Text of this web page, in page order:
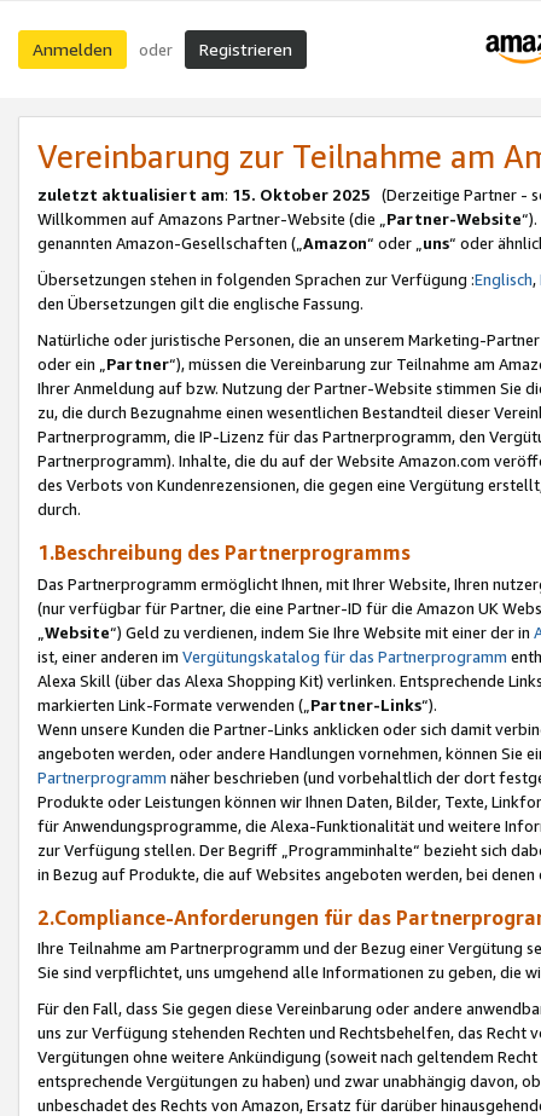
Anmelden oder Registrieren
Vereinbarung zur Teilnahme am
zuletzt aktualisiert am: 15. Oktober 2025 (Derzeitige Partner -
Willkommen auf Amazons Partner-Website (die „Partner-Website
genannten Amazon-Gesellschaften („Amazon“ oder „uns“ oder
Übersetzungen stehen in folgenden Sprachen zur Verfügung :Englisch,
den Übersetzungen gilt die englische Fassung.
Natürliche oder juristische Personen, die an unserem Marketing-
oder ein „Partner“), müssen die Vereinbarung zur Teilnahme am
Ihrer Anmeldung auf bzw. Nutzung der Partner-Website stimmen Sie
zu, die durch Bezugnahme einen wesentlichen Bestandteil dieser
Partnerprogramm, die IP-Lizenz für das Partnerprogramm, den
Partnerprogramm). Inhalte, die du auf der Website Amazon.com
des Verbots von Kundenrezensionen, die gegen eine Vergütung
durch.
1.Beschreibung des Partnerprogramms
Das Partnerprogramm ermöglicht Ihnen, mit Ihrer Website, Ihren
(nur verfügbar für Partner, die eine Partner-ID für die Amazon UK
Website“) Geld zu verdienen, indem Sie Ihre Website mit einer der in
ist, einer anderen im Vergütungskatalog für das Partnerprogramm
Alexa Skill (über das Alexa Shopping Kit) verlinken. Entsprechende
markierten Link-Formate verwenden („ Partner-Links“).
Wenn unsere Kunden die Partner-Links anklicken oder sich damit
angeboten werden, oder andere Handlungen vornehmen, können Sie
Partnerprogramm näher beschrieben (und vorbehaltlich der dort
Produkte oder Leistungen können wir Ihnen Daten, Bilder, Texte,
für Anwendungsprogramme, die Alexa-Funktionalität und weitere
zur Verfügung stellen. Der Begriff „Programminhalte“ bezieht sich
in Bezug auf Produkte, die auf Websites angeboten werden, bei
2.Compliance-Anforderungen für das
Ihre Teilnahme am Partnerprogramm und der Bezug einer Vergütung
Sie sind verpflichtet, uns umgehend alle Informationen zu geben, die
Für den Fall, dass Sie gegen diese Vereinbarung oder andere
uns zur Verfügung stehenden Rechten und Rechtsbehelfen, das
Vergütungen ohne weitere Ankündigung (soweit nach geltendem
entsprechende Vergütungen zu haben) und zwar unabhängig davon,
unbeschadet des Rechts von Amazon, Ersatz für darüber